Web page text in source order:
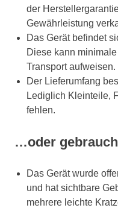
der
Gewährleistung
Das Gerät befindet
Diese kann
Transport aufweisen.
Der Lieferumfang
Lediglich Kleinteile,
fehlen.
…oder
Das Gerät wurde
und hat sichtbare
mehrere leichte